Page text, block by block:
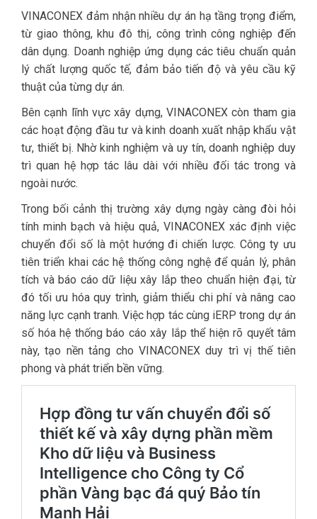
VINACONEX đảm nhận nhiều dự án hạ tầng trọng điểm,
từ giao thông, khu đô thị, công trình công nghiệp đến
dân dụng. Doanh nghiệp ứng dụng các tiêu chuẩn quản
lý chất lượng quốc tế, đảm bảo tiến độ và yêu cầu kỹ
thuật của từng dự án.
Bên cạnh lĩnh vực xây dựng, VINACONEX còn tham gia
các hoạt động đầu tư và kinh doanh xuất nhập khẩu vật
tư, thiết bị. Nhờ kinh nghiệm và uy tín, doanh nghiệp duy
trì quan hệ hợp tác lâu dài với nhiều đối tác trong và
ngoài nước.
Trong bối cảnh thị trường xây dựng ngày càng đòi hỏi
tính minh bạch và hiệu quả, VINACONEX xác định việc
chuyển đổi số là một hướng đi chiến lược. Công ty ưu
tiên triển khai các hệ thống công nghệ để quản lý, phân
tích và báo cáo dữ liệu xây lắp theo chuẩn hiện đại, từ
đó tối ưu hóa quy trình, giảm thiểu chi phí và nâng cao
năng lực cạnh tranh. Việc hợp tác cùng iERP trong dự án
số hóa hệ thống báo cáo xây lắp thể hiện rõ quyết tâm
này, tạo nền tảng cho VINACONEX duy trì vị thế tiên
phong và phát triển bền vững.